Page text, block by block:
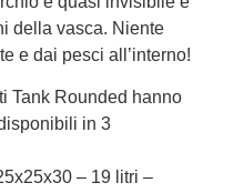
della vasca. Niente
e dai pesci all’interno!
Tank Rounded hanno
in 3
– 19 litri –